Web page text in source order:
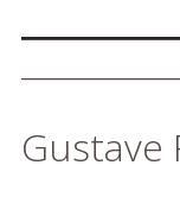
Gustave